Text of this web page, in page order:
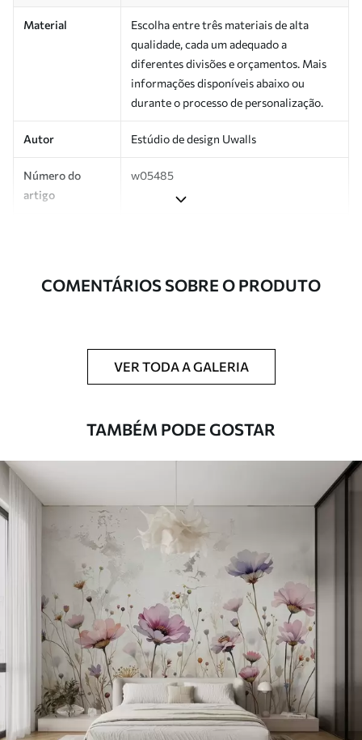
Material
Escolha entre três materiais de alta
qualidade, cada um adequado a
diferentes divisões e orçamentos. Mais
informações disponíveis abaixo ou
durante o processo de personalização.
Autor Estúdio de design Uwalls
Número do
artigo
w05485
Adicionalmente
Disponível com revestimento de verniz
esponja macia. Murais de parede com
revestimento de verniz podem ser limpos
Aplicação perfeita
Materiais disponíveis
.00 €/m²
Premium
.6734 .00€/m²
Vinil Premium
65.0039.00 €/m²
COMENTÁRIOS SOBRE O PRODUTO
VER TODA A GALERIA
TAMBÉM PODE GOSTAR